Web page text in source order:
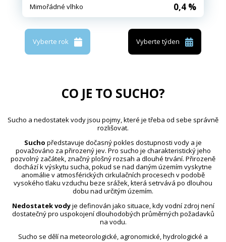
Mimořádné vlhko 0,4 %
Vyberte rok Vyberte týden
CO JE TO SUCHO?
Sucho a nedostatek vody jsou pojmy, které je třeba od sebe správně
rozlišovat.
Sucho představuje dočasný pokles dostupnosti vody a je
považováno za přirozený jev. Pro sucho je charakteristický jeho
pozvolný začátek, značný plošný rozsah a dlouhé trvání. Přirozeně
dochází k výskytu sucha, pokud se nad daným územím vyskytne
anomálie v atmosférických cirkulačních procesech v podobě
vysokého tlaku vzduchu beze srážek, která setrvává po dlouhou
dobu nad určitým územím.
Nedostatek vodyje definován jako situace, kdy vodní zdroj není
dostatečný pro uspokojení dlouhodobých průměrných požadavků
na vodu.
Sucho se dělí na meteorologické, agronomické, hydrologické a